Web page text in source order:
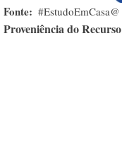
Fonte #EstudoEmCasa@
Proveniência do Recurso